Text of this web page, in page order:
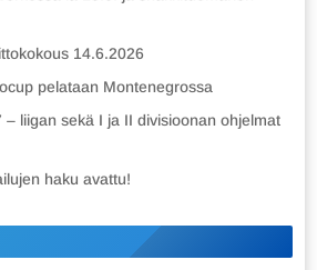
14.6.2026
pelataan Montenegrossa
liigan sekä I ja II divisioonan ohjelmat
haku avattu!